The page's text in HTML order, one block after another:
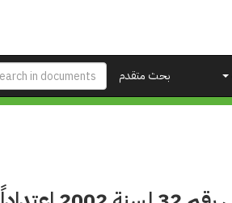
بحث متقدم